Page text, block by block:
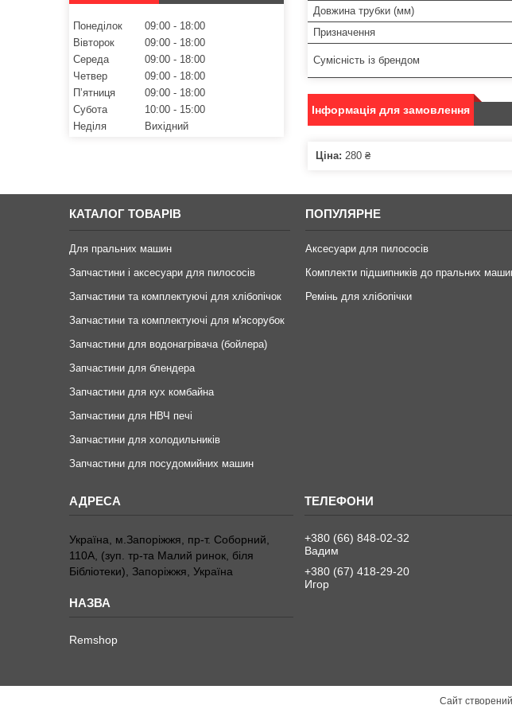
Довжина трубки (мм)
Призначення
Сумісність із брендом
Інформація для замовлення
Ціна: 280 ₴
Понеділок 09:00
18:00
Вівторок
09:00
18:00
Середа
09:00
18:00
Четвер
09:00
18:00
Пʼятниця
09:00
18:00
Субота
10:00
15:00
Неділя
Вихідний
КАТАЛОГ ТОВАРІВ
Для пральних машин
Запчастини і аксесуари для пилососів
Запчастини та комплектуючі для хлібопічок
Запчастини та комплектуючі для м'ясорубок
Запчастини для водонагрівача (бойлера)
Запчастини для блендера
Запчастини для кух комбайна
Запчастини для НВЧ печі
Запчастини для холодильників
Запчастини для посудомийних машин
ПОПУЛЯРНЕ
Аксесуари для пилососів
Комплекти підшипників до пральних
Ремінь для хлібопічки
Україна, м.Запоріжжя, пр-т. Соборний,
110А, (зуп. тр-та Малий ринок, біля
Бібліотеки), Запоріжжя, Україна
Remshop
+380 (66) 848-02-32
Вадим
+380 (67) 418-29-20
Игор
Сайт